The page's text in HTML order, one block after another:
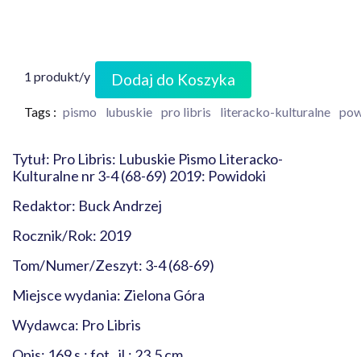
1 produkt/y Dodaj do Koszyka
Tags : pismo lubuskie pro libris literacko-kulturalne
Tytuł: Pro Libris: Lubuskie Pismo Literacko-
Kulturalne nr 3-4 (68-69) 2019: Powidoki
Redaktor: Buck Andrzej
Rocznik/Rok: 2019
Tom/Numer/Zeszyt: 3-4 (68-69)
Miejsce wydania: Zielona Góra
Wydawca: Pro Libris